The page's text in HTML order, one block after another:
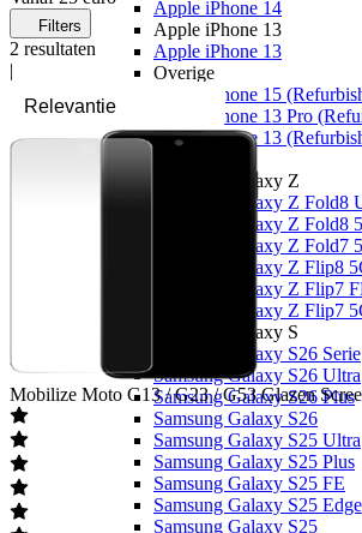
Apple iPhone 14
Apple iPhone 13
Apple iPhone 13
Overige
Apple iPhone 15
Apple iPhone 13 Pro
Apple iPhone 13
Samsung Galaxy Z
Samsung Galaxy Z Fold8
Samsung Galaxy Z Fold8
Samsung Galaxy Z Fold7
Samsung Galaxy Z Flip8
Samsung Galaxy Z Flip7
Samsung Galaxy Z Flip7
Samsung Galaxy S
Samsung Galaxy S26 Serie
Samsung Galaxy S26 Ultra
Samsung Galaxy S26 Plus
Samsung Galaxy S26
Samsung Galaxy S25 Ultra
Samsung Galaxy S25 Plus
Samsung Galaxy S25 FE
Samsung Galaxy S25 Edge
Samsung Galaxy S25
Filters
2 resultaten
|
Mobilize Moto G13 / G23 / G53 Glazen